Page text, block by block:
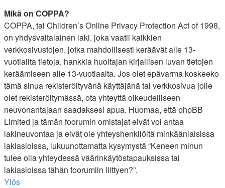
Mikä on COPPA?
COPPA, tai Children’s Online Privacy Protection Act of 1998,
on yhdysvaltalainen laki, joka vaatii kaikkien
verkkosivustojen, jotka mahdollisesti keräävät alle 13-
vuotiailta tietoja, hankkia huoltajan kirjallisen luvan tietojen
keräämiseen alle 13-vuotiaalta. Jos olet epävarma koskeeko
tämä sinua rekisteröityvänä käyttäjänä tai verkkosivua jolle
olet rekisteröitymässä, ota yhteyttä oikeudelliseen
neuvonantajaan saadaksesi apua. Huomaa, että phpBB
Limited ja tämän foorumin omistajat eivät voi antaa
lakineuvontaa ja eivät ole yhteyshenkilöitä minkäänlaisissa
lakiasioissa, lukuunottamatta kysymystä “Keneen minun
tulee olla yhteydessä väärinkäytöstapauksissa tai
lakiasioissa tähän foorumiin liittyen?”.
Ylös